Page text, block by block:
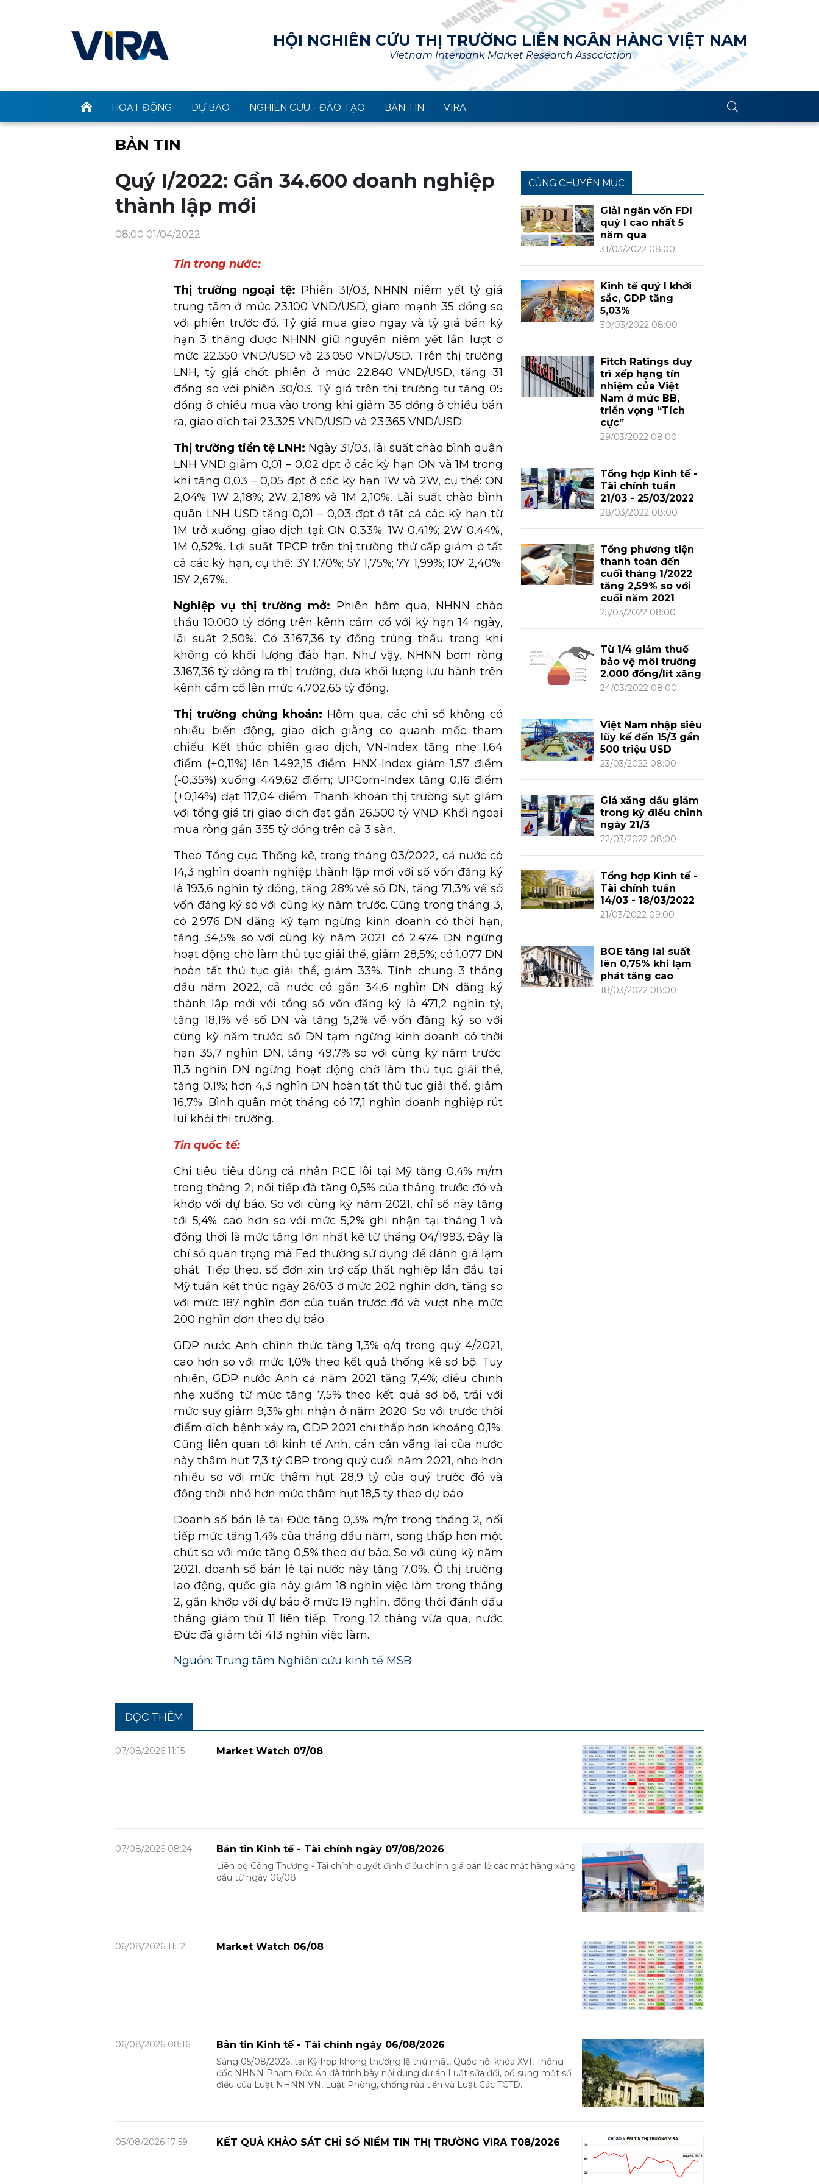
HỘI NGHIÊN CỨU THỊ TRƯỜNG LIÊN NGÂN HÀNG VIỆT NAM
Vietnam Interbank Market Research Association
HOẠT ĐỘNG DỰ BÁO NGHIÊN CỨU - ĐÀO TẠO BẢN TIN VIRA
BẢN TIN
Quý I/2022: Gần 34.600 doanh nghiệp
thành lập mới
08:00 01/04/2022
Tin trong nước:
Thị trường ngoại tệ: Phiên 31/03, NHNN niêm yết tỷ giá
trung tâm ở mức 23.100 VND/USD, giảm mạnh 35 đồng so
với phiên trước đó. Tỷ giá mua giao ngay và tỷ giá bán kỳ
hạn 3 tháng được NHNN giữ nguyên niêm yết lần lượt ở
mức 22.550 VND/USD và 23.050 VND/USD. Trên thị trường
LNH, tỷ giá chốt phiên ở mức 22.840 VND/USD, tăng 31
đồng so với phiên 30/03. Tỷ giá trên thị trường tự tăng 05
đồng ở chiều mua vào trong khi giảm 35 đồng ở chiều bán
ra, giao dịch tại 23.325 VND/USD và 23.365 VND/USD.
Thị trường tiền tệ LNH: Ngày 31/03, lãi suất chào bình quân
LNH VND giảm 0,01 – 0,02 đpt ở các kỳ hạn ON và 1M trong
khi tăng 0,03 – 0,05 đpt ở các kỳ hạn 1W và 2W, cụ thể: ON
2,04%; 1W 2,18%; 2W 2,18% và 1M 2,10%. Lãi suất chào bình
quân LNH USD tăng 0,01 – 0,03 đpt ở tất cả các kỳ hạn từ
1M trở xuống; giao dịch tại: ON 0,33%; 1W 0,41%; 2W 0,44%,
1M 0,52%. Lợi suất TPCP trên thị trường thứ cấp giảm ở tất
cả các kỳ hạn, cụ thể: 3Y 1,70%; 5Y 1,75%; 7Y 1,99%; 10Y 2,40%;
15Y 2,67%.
Nghiệp vụ thị trường mở: Phiên hôm qua, NHNN chào
thầu 10.000 tỷ đồng trên kênh cầm cố với kỳ hạn 14 ngày,
lãi suất 2,50%. Có 3.167,36 tỷ đồng trúng thầu trong khi
không có khối lượng đáo hạn. Như vậy, NHNN bơm ròng
3.167,36 tỷ đồng ra thị trường, đưa khối lượng lưu hành trên
kênh cầm cố lên mức 4.702,65 tỷ đồng.
Thị trường chứng khoán: Hôm qua, các chỉ số không có
nhiều biến động, giao dịch giằng co quanh mốc tham
chiếu. Kết thúc phiên giao dịch, VN-Index tăng nhẹ 1,64
điểm (+0,11%) lên 1.492,15 điểm; HNX-Index giảm 1,57 điểm
(-0,35%) xuống 449,62 điểm; UPCom-Index tăng 0,16 điểm
(+0,14%) đạt 117,04 điểm. Thanh khoản thị trường sụt giảm
với tổng giá trị giao dịch đạt gần 26.500 tỷ VND. Khối ngoại
mua ròng gần 335 tỷ đồng trên cả 3 sàn.
Theo Tổng cục Thống kê, trong tháng 03/2022, cả nước có
14,3 nghìn doanh nghiệp thành lập mới với số vốn đăng ký
là 193,6 nghìn tỷ đồng, tăng 28% về số DN, tăng 71,3% về số
vốn đăng ký so với cùng kỳ năm trước. Cũng trong tháng 3,
có 2.976 DN đăng ký tạm ngừng kinh doanh có thời hạn,
tăng 34,5% so với cùng kỳ năm 2021; có 2.474 DN ngừng
hoạt động chờ làm thủ tục giải thể, giảm 28,5%; có 1.077 DN
hoàn tất thủ tục giải thể, giảm 33%. Tính chung 3 tháng
đầu năm 2022, cả nước có gần 34,6 nghìn DN đăng ký
thành lập mới với tổng số vốn đăng ký là 471,2 nghìn tỷ,
tăng 18,1% về số DN và tăng 5,2% về vốn đăng ký so với
cùng kỳ năm trước; số DN tạm ngừng kinh doanh có thời
hạn 35,7 nghìn DN, tăng 49,7% so với cùng kỳ năm trước;
11,3 nghìn DN ngừng hoạt động chờ làm thủ tục giải thể,
tăng 0,1%; hơn 4,3 nghìn DN hoàn tất thủ tục giải thể, giảm
16,7%. Bình quân một tháng có 17,1 nghìn doanh nghiệp rút
lui khỏi thị trường.
Tin quốc tế:
Chi tiêu tiêu dùng cá nhân PCE lõi tại Mỹ tăng 0,4% m/m
trong tháng 2, nối tiếp đà tăng 0,5% của tháng trước đó và
khớp với dự báo. So với cùng kỳ năm 2021, chỉ số này tăng
tới 5,4%; cao hơn so với mức 5,2% ghi nhận tại tháng 1 và
đồng thời là mức tăng lớn nhất kể từ tháng 04/1993. Đây là
chỉ số quan trọng mà Fed thường sử dụng để đánh giá lạm
phát. Tiếp theo, số đơn xin trợ cấp thất nghiệp lần đầu tại
Mỹ tuần kết thúc ngày 26/03 ở mức 202 nghìn đơn, tăng so
với mức 187 nghìn đơn của tuần trước đó và vượt nhẹ mức
200 nghìn đơn theo dự báo.
GDP nước Anh chính thức tăng 1,3% q/q trong quý 4/2021,
cao hơn so với mức 1,0% theo kết quả thống kê sơ bộ. Tuy
nhiên, GDP nước Anh cả năm 2021 tăng 7,4%; điều chỉnh
nhẹ xuống từ mức tăng 7,5% theo kết quả sơ bộ, trái với
mức suy giảm 9,3% ghi nhận ở năm 2020. So với trước thời
điểm dịch bệnh xảy ra, GDP 2021 chỉ thấp hơn khoảng 0,1%.
Cũng liên quan tới kinh tế Anh, cán cân vãng lai của nước
này thâm hụt 7,3 tỷ GBP trong quý cuối năm 2021, nhỏ hơn
nhiều so với mức thâm hụt 28,9 tỷ của quý trước đó và
đồng thời nhỏ hơn mức thâm hụt 18,5 tỷ theo dự báo.
Doanh số bán lẻ tại Đức tăng 0,3% m/m trong tháng 2, nối
tiếp mức tăng 1,4% của tháng đầu năm, song thấp hơn một
chút so với mức tăng 0,5% theo dự báo. So với cùng kỳ năm
2021, doanh số bán lẻ tại nước này tăng 7,0%. Ở thị trường
lao động, quốc gia này giảm 18 nghìn việc làm trong tháng
2, gần khớp với dự báo ở mức 19 nghìn, đồng thời đánh dấu
tháng giảm thứ 11 liên tiếp. Trong 12 tháng vừa qua, nước
Đức đã giảm tới 413 nghìn việc làm.
Nguồn: Trung tâm Nghiên cứu kinh tế MSB
CÙNG CHUYÊN MỤC
Giải ngân vốn FDI
quý I cao nhất 5
năm qua
31/03/2022 08:00
Kinh tế quý I khởi
sắc, GDP tăng
5,03%
30/03/2022 08:00
Fitch Ratings duy
trì xếp hạng tín
nhiệm của Việt
Nam ở mức BB,
triển vọng “Tích
cực”
29/03/2022 08:00
Tổng hợp Kinh tế -
Tài chính tuần
21/03 - 25/03/2022
28/03/2022 08:00
Tổng phương tiện
thanh toán đến
cuối tháng 1/2022
tăng 2,59% so với
cuối năm 2021
25/03/2022 08:00
Từ 1/4 giảm thuế
bảo vệ môi trường
2.000 đồng/lít xăng
24/03/2022 08:00
Việt Nam nhập siêu
lũy kế đến 15/3 gần
500 triệu USD
23/03/2022 08:00
Giá xăng dầu giảm
trong kỳ điều chỉnh
ngày 21/3
22/03/2022 08:00
Tổng hợp Kinh tế -
Tài chính tuần
14/03 - 18/03/2022
21/03/2022 09:00
BOE tăng lãi suất
lên 0,75% khi lạm
phát tăng cao
18/03/2022 08:00
ĐỌC THÊM
Market Watch 07/08
07/08/2026 11:15
Bản tin Kinh tế - Tài chính ngày 07/08/2026
Liên bộ Công Thương - Tài chính quyết định điều chỉnh giá bán lẻ các mặt hàng xăng
dầu từ ngày 06/08.
07/08/2026 08:24
Market Watch 06/08
06/08/2026 11:12
Bản tin Kinh tế - Tài chính ngày 06/08/2026
Sáng 05/08/2026, tại Kỳ họp không thường lệ thứ nhất, Quốc hội khóa XVI, Thống
đốc NHNN Phạm Đức Ấn đã trình bày nội dung dự án Luật sửa đổi, bổ sung một số
điều của Luật NHNN VN, Luật Phòng, chống rửa tiền và Luật Các TCTD.
06/08/2026 08:16
KẾT QUẢ KHẢO SÁT CHỈ SỐ NIỀM TIN THỊ TRƯỜNG VIRA T08/2026
05/08/2026 17:59